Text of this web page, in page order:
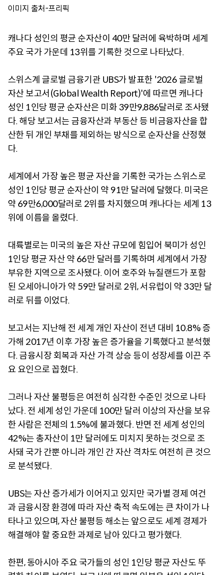
이미지 출처-프리픽
캐나다 성인의 평균 순자산이 40만 달러에 육박하며 세계
주요 국가 가운데 13위를 기록한 것으로 나타났다.
스위스계 글로벌 금융기관 UBS가 발표한 '2026 글로벌
자산 보고서(Global Wealth Report)'에 따르면 캐나다
성인 1인당 평균 순자산은 미화 39만9,886달러로 조사됐
다. 해당 보고서는 금융자산과 부동산 등 비금융자산을 합
산한 뒤 개인 부채를 제외하는 방식으로 순자산을 산정했
다.
세계에서 가장 높은 평균 자산을 기록한 국가는 스위스로
성인 1인당 평균 순자산이 약 91만 달러에 달했다. 미국은
약 69만6,000달러로 2위를 차지했으며 캐나다는 세계 13
위에 이름을 올렸다.
대륙별로는 미국의 높은 자산 규모에 힘입어 북미가 성인
1인당 평균 자산 약 66만 달러를 기록하며 세계에서 가장
부유한 지역으로 조사됐다. 이어 호주와 뉴질랜드가 포함
된 오세아니아가 약 59만 달러로 2위, 서유럽이 약 33만 달
러로 뒤를 이었다.
보고서는 지난해 전 세계 개인 자산이 전년 대비 10.8% 증
가해 2017년 이후 가장 높은 증가율을 기록했다고 분석했
다. 금융시장 회복과 자산 가격 상승 등이 성장세를 이끈 주
요 요인으로 꼽혔다.
그러나 자산 불평등은 여전히 심각한 수준인 것으로 나타
났다. 전 세계 성인 가운데 100만 달러 이상의 자산을 보유
한 사람은 전체의 1.5%에 불과했다. 반면 전 세계 성인의
42%는 총자산이 1만 달러에도 미치지 못하는 것으로 조
사돼 국가 간뿐 아니라 개인 간 자산 격차도 여전히 큰 것으
로 분석됐다.
UBS는 자산 증가세가 이어지고 있지만 국가별 경제 여건
과 금융시장 환경에 따라 자산 축적 속도에는 큰 차이가 나
타나고 있으며, 자산 불평등 해소는 앞으로도 세계 경제가
해결해야 할 중요한 과제로 남아 있다고 평가했다.
한편, 동아시아 주요 국가들의 성인 1인당 평균 자산도 뚜